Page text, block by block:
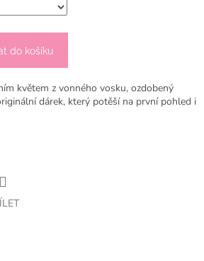
do košíku
květem z vonného vosku, ozdobený
dárek, který potěší na první pohled i